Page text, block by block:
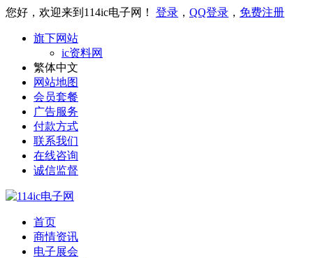
您好，欢迎来到114ic电子网！ 登录 ， QQ登录 ， 免费注册
旗下网站
ic资料网
繁体中文
网站地图
会员套餐
广告服务
付款方式
联系我们
在线咨询
诚信监督
首页
商情资讯
电子展会